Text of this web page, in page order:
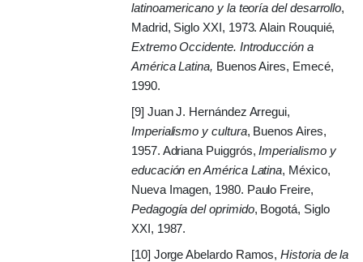
latinoamericano y la teoría del desarrollo,
Madrid, Siglo XXI, 1973. Alain Rouquié,
Extremo Occidente. Introducción a
América Latina, Buenos Aires, Emecé,
1990.
[9] Juan J. Hernández Arregui,
Imperialismo y cultura, Buenos Aires,
1957. Adriana Puiggrós,Imperialismo y
educación en América Latina, México,
Nueva Imagen, 1980. Paulo Freire,
Pedagogía del oprimido, Bogotá, Siglo
XXI, 1987.
[10] Jorge Abelardo Ramos,Historia de la